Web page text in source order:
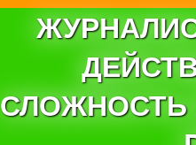
СЛОЖНОСТЬ